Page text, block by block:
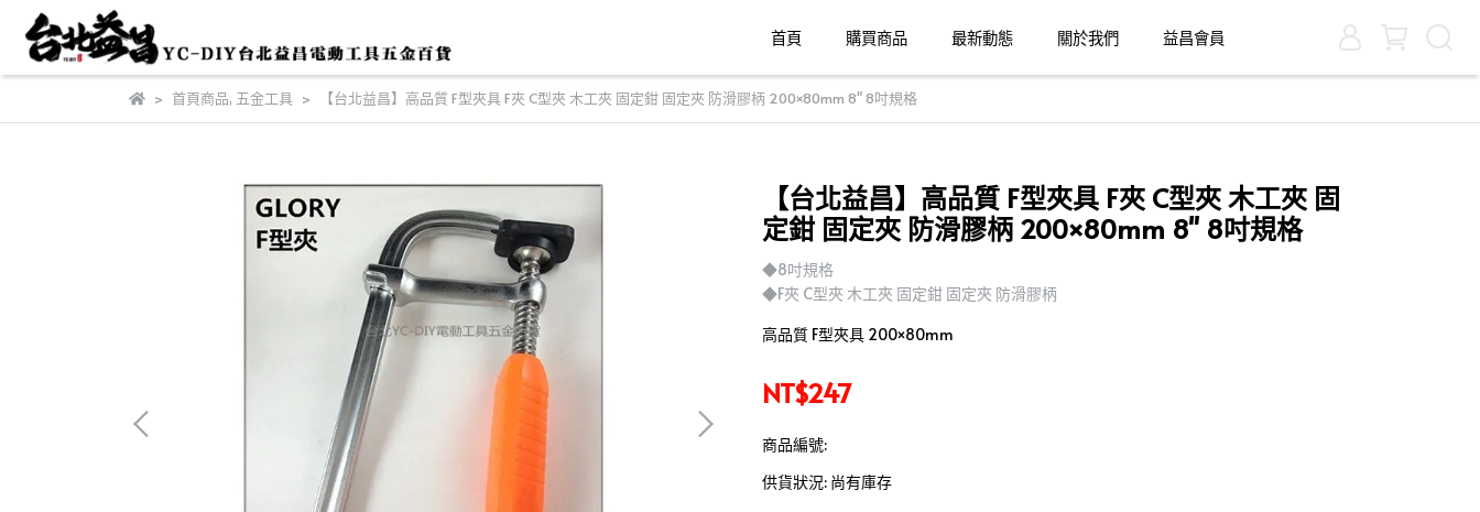
首頁 購買商品 最新動態 關於我們 益昌會員
首頁商品, 五金工具 【台北益昌】高品質 F型夾具 F夾 C型夾 木工夾 固定鉗 固定夾 防滑膠柄 200×80mm 8" 8吋規格
【台北益昌】高品質 F型夾具 F夾 C型夾 木工夾 固
定鉗 固定夾 防滑膠柄 200×80mm 8" 8吋規格
◆8吋規格
◆F夾 C型夾 木工夾 固定鉗 固定夾 防滑膠柄
高品質 F型夾具 200×80mm
NT$247
商品編號:
供貨狀況: 尚有庫存